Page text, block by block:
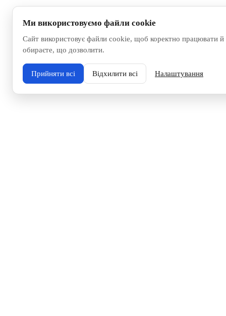
Ми використовуємо файли cookie
Сайт використовує файли cookie, щоб коректно працювати
обираєте, що дозволити.
Прийняти всі Відхилити всі Налаштування